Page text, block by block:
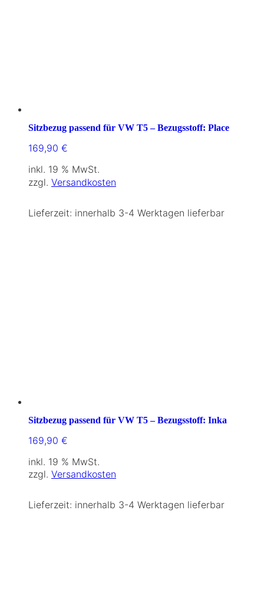
Sitzbezug passend für VW T5 – Bezugsstoff: Place
169,90 €
inkl. 19 % MwSt.
zzgl. Versandkosten
Lieferzeit: innerhalb 3-4 Werktagen lieferbar
Sitzbezug passend für VW T5 – Bezugsstoff: Inka
169,90 €
inkl. 19 % MwSt.
zzgl. Versandkosten
Lieferzeit: innerhalb 3-4 Werktagen lieferbar